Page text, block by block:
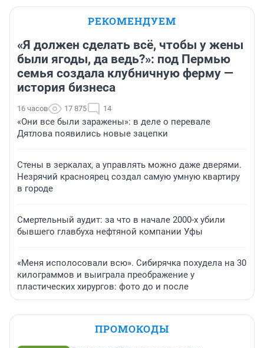
РЕКОМЕНДУЕМ
«Я должен сделать всё, чтобы у жены
были ягоды, да ведь?»: под Пермью
семья создала клубничную ферму —
история бизнеса
16 часов 17 875 14
«Они все были заражены»: в деле о перевале
Дятлова появились новые зацепки
Стены в зеркалах, а управлять можно даже дверями.
Незрячий красноярец создал самую умную квартиру
в городе
Смертельный аудит: за что в начале 2000-х убили
бывшего главбуха нефтяной компании Уфы
«Меня исполосовали всю». Сибирячка похудела на 30
килограммов и выиграла преображение у
пластических хирургов: фото до и после
ПРОМОКОДЫ